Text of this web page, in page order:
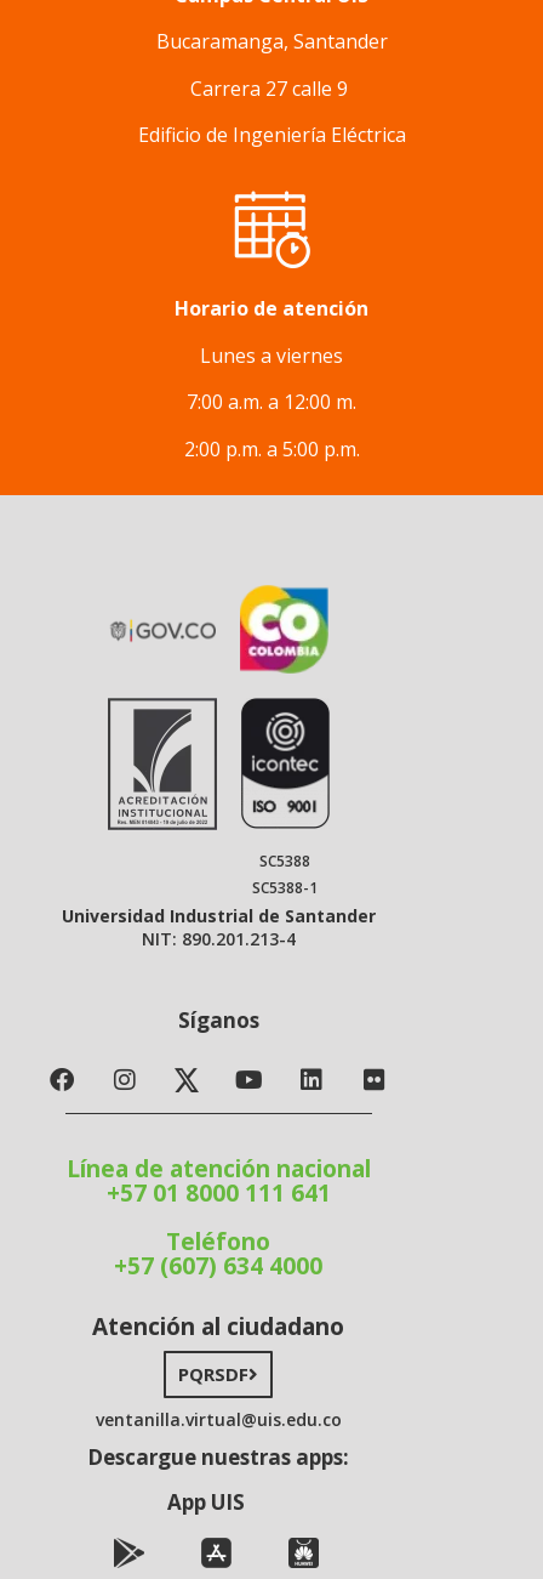
Bucaramanga, Santander
Carrera 27 calle 9
Edificio de Ingeniería Eléctrica
Horario de atención
Lunes a viernes
7:00 a.m. a 12:00 m.
2:00 p.m. a 5:00 p.m.